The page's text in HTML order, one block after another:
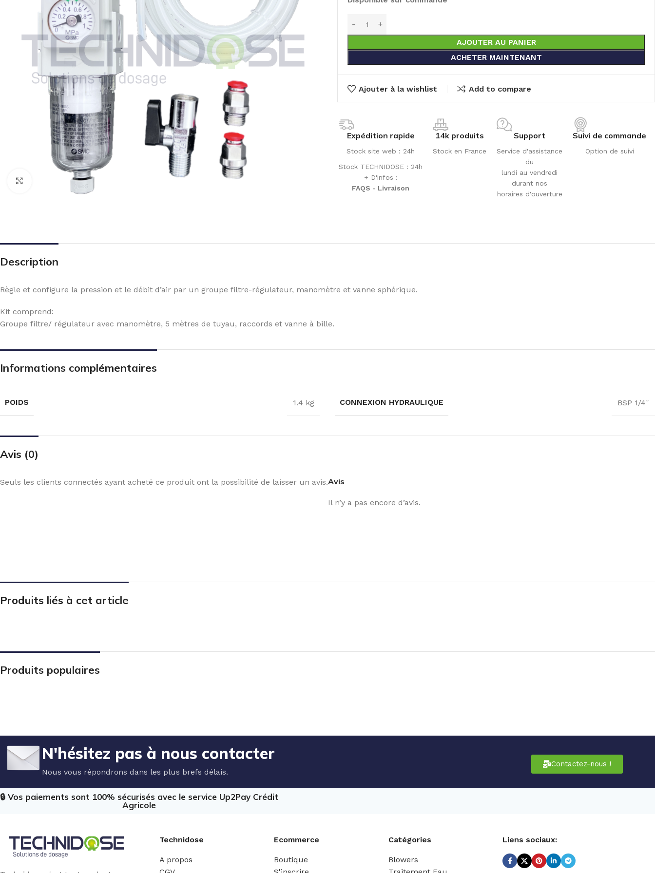
Click to enlarge
AJOUTER AU PANIER
ACHETER MAINTENANT
Ajouter à la wishlist Add to compare
Expédition rapide
Stock site web : 24h
Stock TECHNIDOSE : 24h
+ D'infos :
FAQS - Livraison
14k produits
Stock en France
Support
Service d'assistance
du
lundi au vendredi
durant nos
horaires d'ouverture
Suivi de commande
Option de suivi
Description
Règle et configure la pression et le débit d’air par un groupe filtre-régulateur, manomètre et vanne sphérique.
Kit comprend:
Groupe filtre/ régulateur avec manomètre, 5 mètres de tuyau, raccords et vanne à bille.
Informations complémentaires
POIDS 1.4 kg CONNEXION HYDRAULIQUE BSP 1/4''
Avis (0)
Avis
Il n’y a pas encore d’avis.
Seuls les clients connectés ayant acheté ce produit ont la possibilité de laisser un avis.
Produits liés à cet article
Produits populaires
N'hésitez pas à nous contacter
Nous vous répondrons dans les plus brefs délais.
Contactez-nous !
🔒 Vos paiements sont 100% sécurisés avec le service Up2Pay Crédit
Agricole
Technidose
A propos
Ecommerce
Boutique
Catégories
Blowers
Liens sociaux: